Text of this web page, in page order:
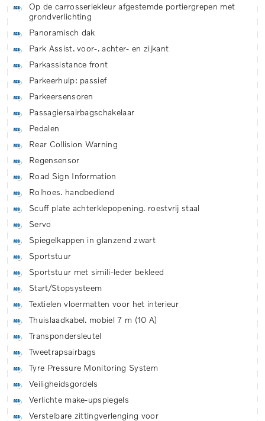
Op de carrosseriekleur afgestemde portiergrepen met
grondverlichting
Panoramisch dak
Park Assist. voor-. achter- en zijkant
Parkassistance front
Parkeerhulp: passief
Parkeersensoren
Passagiersairbagschakelaar
Pedalen
Rear Collision Warning
Regensensor
Road Sign Information
Rolhoes. handbediend
Scuff plate achterklepopening. roestvrij staal
Servo
Spiegelkappen in glanzend zwart
Sportstuur
Sportstuur met simili-leder bekleed
Start/Stopsysteem
Textielen vloermatten voor het interieur
Thuislaadkabel. mobiel 7 m (10 A)
Transpondersleutel
Tweetrapsairbags
Tyre Pressure Monitoring System
Veiligheidsgordels
Verlichte make-upspiegels
Verstelbare zittingverlenging voor